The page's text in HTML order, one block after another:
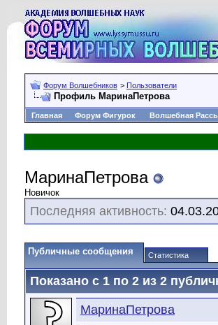
Форум Волшебников > Пользователи
Профиль МаринаПетрова
Главная Форум Фигурок Волшебная
МаринаПетрова
Новичок
Последняя активность:
Публичные сообщения Статистика
Показано с 1 по 2 из 2
МаринаПетрова